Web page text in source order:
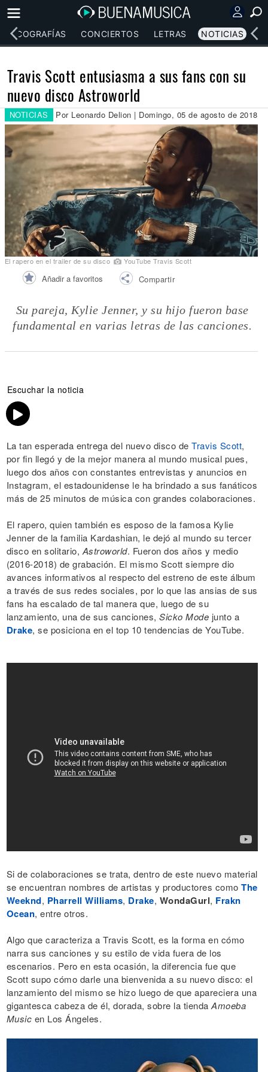
DISCOGRAFÍAS CONCIERTOS LETRAS NOTICIAS
Travis Scott entusiasma a sus fans con su
nuevo disco Astroworld
NOTICIAS Por Leonardo Delion | Domingo, 05 de agosto de 2018
El rapero en el trailer de su disco YouTube Travis Scott
Añadir a favoritos Compartir
Su pareja, Kylie Jenner, y su hijo fueron base
fundamental en varias letras de las canciones.
Escuchar la noticia
La tan esperada entrega del nuevo disco de Travis Scott,
por fin llegó y de la mejor manera al mundo musical pues,
luego dos años con constantes entrevistas y anuncios en
Instagram, el estadounidense le ha brindado a sus fanáticos
más de 25 minutos de música con grandes colaboraciones.
El rapero, quien también es esposo de la famosa Kylie
Jenner de la familia Kardashian, le dejó al mundo su tercer
disco en solitario,Astroworld. Fueron dos años y medio
(2016-2018) de grabación. El mismo Scott siempre dio
avances informativos al respecto del estreno de este álbum
a través de sus redes sociales, por lo que las ansias de sus
fans ha escalado de tal manera que, luego de su
lanzamiento, una de sus canciones, Sicko Mode junto a
Drake, se posiciona en el top 10 tendencias de YouTube.
Si de colaboraciones se trata, dentro de este nuevo material
se encuentran nombres de artistas y productores como The
Weeknd, Pharrell Williams, Drake, WondaGurl, Frakn
Ocean, entre otros.
Algo que caracteriza a Travis Scott, es la forma en cómo
narra sus canciones y su estilo de vida fuera de los
escenarios. Pero en esta ocasión, la diferencia fue que
Scott supo cómo darle una bienvenida a su nuevo disco: el
lanzamiento del mismo se hizo luego de que apareciera una
gigantesca cabeza de él, dorada, sobre la tiendaAmoeba
Music en Los Ángeles.